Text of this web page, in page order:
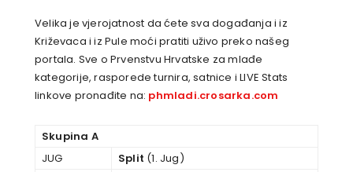
Velika je vjerojatnost da ćete sva događanja i iz
Križevaca i iz Pule moći pratiti uživo preko našeg
portala. Sve o Prvenstvu Hrvatske za mlađe
kategorije, rasporede turnira, satnice i LIVE Stats
linkove pronađite na: phmladi.crosarka.com
Skupina A
JUG
Split (1. Jug)